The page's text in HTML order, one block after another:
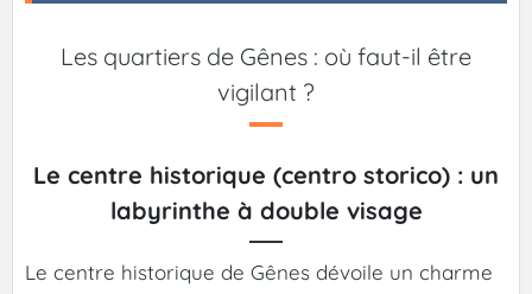
Les quartiers de Gênes : où faut-il être
vigilant ?
Le centre historique (centro storico) : un
labyrinthe à double visage
Le centre historique de Gênes dévoile un charme